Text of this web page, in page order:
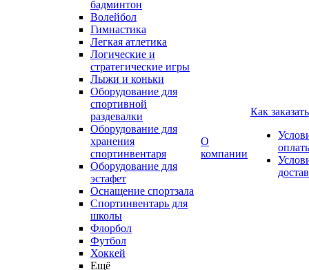
бадминтон
Волейбол
Гимнастика
Легкая атлетика
Логические и
стратегические игры
Лыжи и коньки
Оборудование для
спортивной
раздевалки
Оборудование для
хранения
спортинвентаря
Оборудование для
эстафет
Оснащение спортзала
Спортинвентарь для
школы
Флорбол
Футбол
Хоккей
Ещё
О
компании
Как